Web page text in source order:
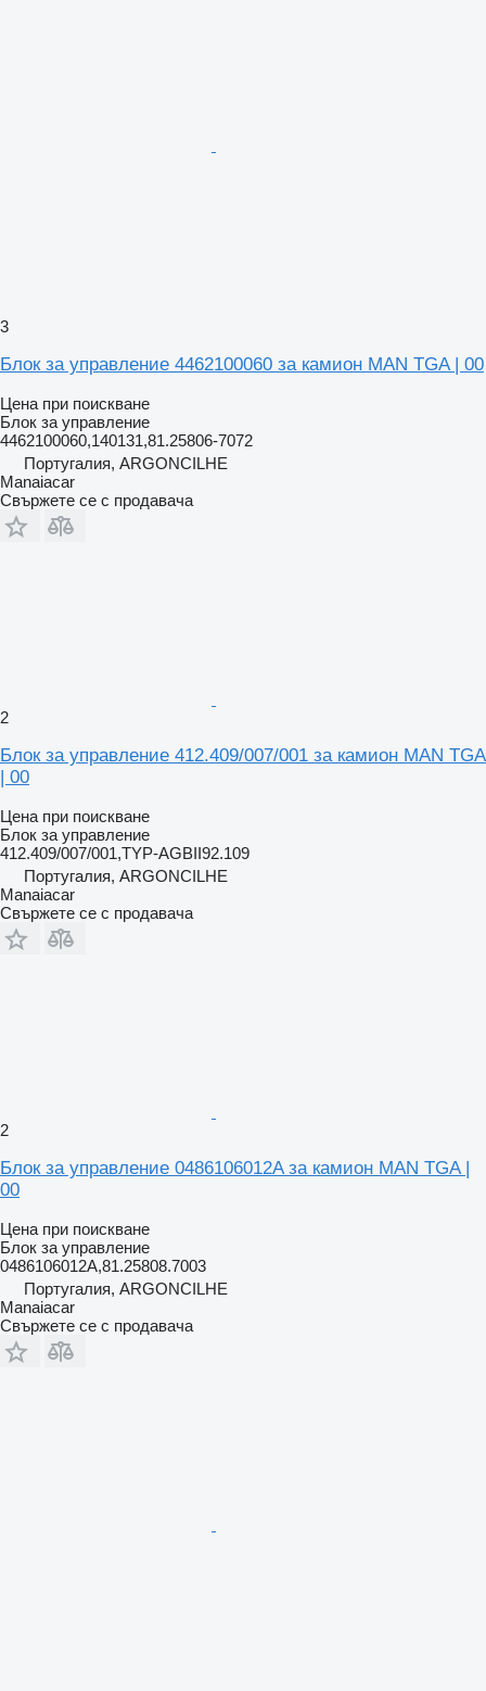
3
Блок за управление 4462100060 за камион MAN TGA | 00
Цена при поискване
Блок за управление
4462100060,140131,81.25806-7072
Португалия, ARGONCILHE
Manaiacar
Свържете се с продавача
2
Блок за управление 412.409/007/001 за камион MAN TGA
| 00
Цена при поискване
Блок за управление
412.409/007/001,TYP-AGBII92.109
Португалия, ARGONCILHE
Manaiacar
Свържете се с продавача
2
Блок за управление 0486106012A за камион MAN TGA |
00
Цена при поискване
Блок за управление
0486106012A,81.25808.7003
Португалия, ARGONCILHE
Manaiacar
Свържете се с продавача